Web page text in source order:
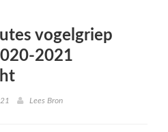
vogelgriep
2021
Lees Bron